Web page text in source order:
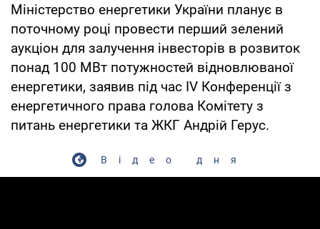
Міністерство енергетики України планує в
поточному році провести перший зелений
аукціон для залучення інвесторів в розвиток
понад 100 МВт потужностей відновлюваної
енергетики, заявив під час IV Конференції з
енергетичного права голова Комітету з
питань енергетики та ЖКГ Андрій Герус.
Відео дня